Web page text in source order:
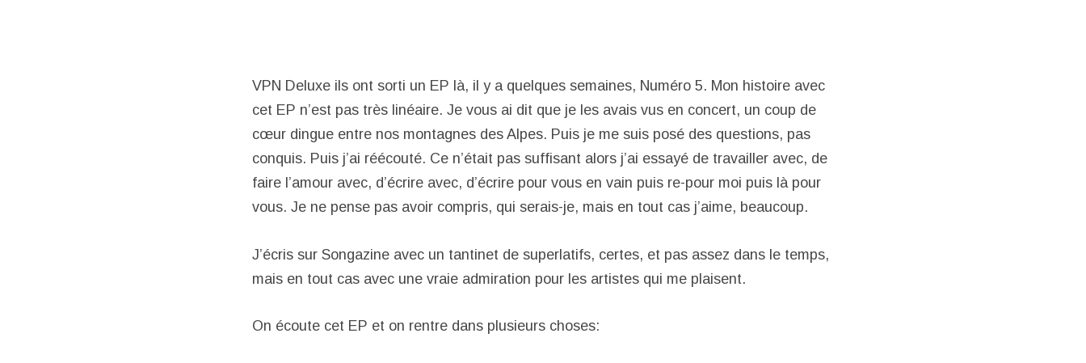
VPN Deluxe ils ont sorti un EP là, il y a quelques semaines, Numéro 5. Mon histoire avec
cet EP n’est pas très linéaire. Je vous ai dit que je les avais vus en concert, un coup de
cœur dingue entre nos montagnes des Alpes. Puis je me suis posé des questions, pas
conquis. Puis j’ai réécouté. Ce n’était pas suffisant alors j’ai essayé de travailler avec, de
faire l’amour avec, d’écrire avec, d’écrire pour vous en vain puis re-pour moi puis là pour
vous. Je ne pense pas avoir compris, qui serais-je, mais en tout cas j’aime, beaucoup.
J’écris sur Songazine avec un tantinet de superlatifs, certes, et pas assez dans le temps,
mais en tout cas avec une vraie admiration pour les artistes qui me plaisent.
On écoute cet EP et on rentre dans plusieurs choses: